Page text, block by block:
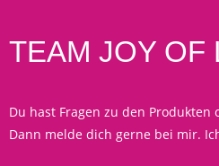
TEAM JOY OF
Du hast Fragen zu den Produkten
Dann melde dich gerne bei mir.